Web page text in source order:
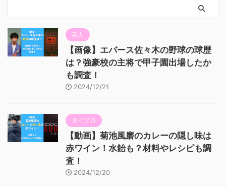
芸人
【画像】エバース佐々木の野球の球歴
は？強豪校の主将で甲子園出場したか
も調査！
2024/12/21
タイプロ
【動画】菊池風磨のカレーの隠し味は
赤ワイン！水飴も？材料やレシピも調
査！
2024/12/20